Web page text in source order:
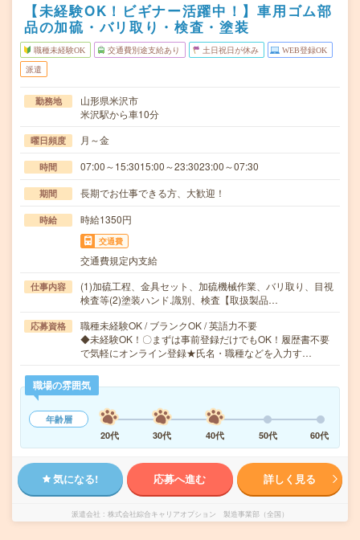
【未経験OK！ビギナー活躍中！】車用ゴム部
品の加硫・バリ取り・検査・塗装
職種未経験OK 交通費別途支給あり 土日祝日が休み WEB登録OK
派遣
勤務地
山形県米沢市
米沢駅から車10分
曜日頻度 月～金
時間 07:00～15:3015:00～23:3023:00～07:30
期間 長期でお仕事できる方、大歓迎！
時給 時給1350円
交通費
交通費規定内支給
仕事内容
(1)加硫工程、金具セット、加硫機械作業、バリ取り、目視
検査等(2)塗装ハンド.識別、検査【取扱製品…
応募資格
職種未経験OK / ブランクOK / 英語力不要
◆未経験OK！〇まずは事前登録だけでもOK！履歴書不要
で気軽にオンライン登録★氏名・職種などを入力す…
職場の雰囲気
年齢層
20代
30代 40代 50代 60代
気になる! 応募へ進む 詳しく見る
派遣会社 株式会社綜合キャリアオプション 製造事業部（全国）